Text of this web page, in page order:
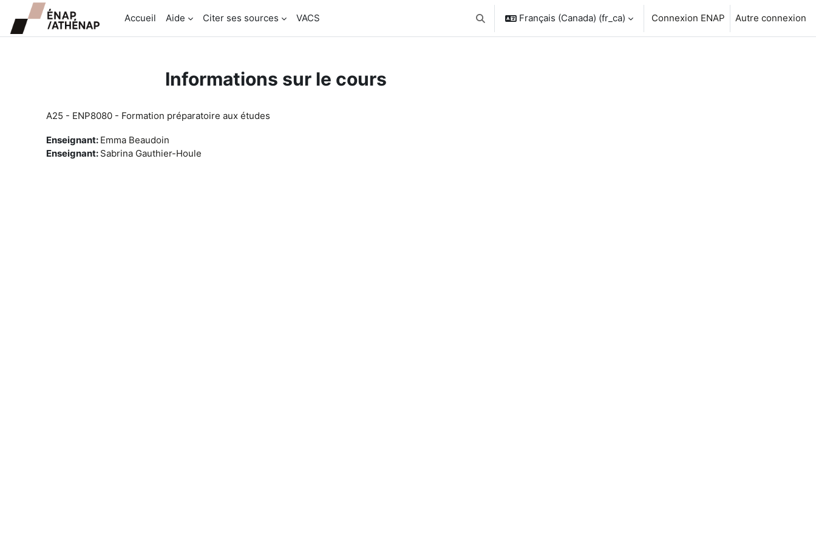
Passer au contenu principal
Accueil
Aide Citer ses sources VACS Activer/désactiver la saisie de recherche
Français (Canada) ‎(fr_ca)‎ Connexion ENAP Autre connexion
Informations sur le cours
A25 - ENP8080 - Formation préparatoire aux études
Enseignant: Emma Beaudoin
Enseignant: Sabrina Gauthier-Houle